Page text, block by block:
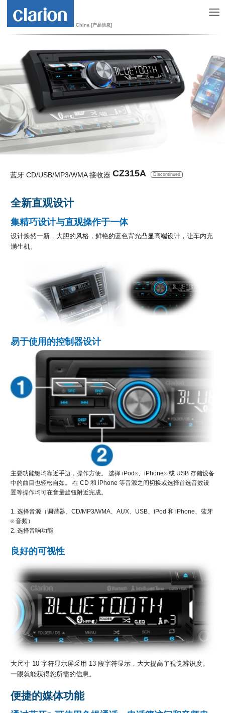
China [产品信息]
蓝牙 CD/USB/MP3/WMA 接收器 CZ315A Discontinued
全新直观设计
集精巧设计与直观操作于一体
设计焕然一新，大胆的风格，鲜艳的蓝色背光凸显高端设计，让车内充
满生机。
易于使用的控制器设计
主要功能键均靠近手边，操作方便。 选择 iPod®、iPhone®或 USB 存储设备
中的曲目也轻松自如。 在 CD 和 iPhone 等音源之间切换或选择首选音效设
置等操作均可在音量旋钮附近完成。
1. 选择音源（调谐器、CD/MP3/WMA、AUX、USB、iPod 和 iPhone、蓝牙
®音频）
2. 选择音响功能
良好的可视性
大尺寸 10 字符显示屏采用 13 段字符显示，大大提高了视觉辨识度。
一眼就能获得您所需的信息。
便捷的媒体功能